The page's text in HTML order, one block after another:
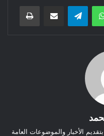
واتساب
الأخبار والموضوعات العامة